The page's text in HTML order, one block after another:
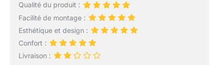
Qualité du produit :
Facilité de montage :
Esthétique et design :
Confort :
Livraison :